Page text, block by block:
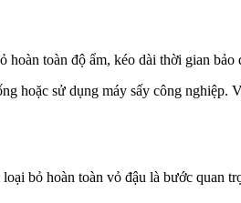
toàn độ ẩm, kéo dài thời gian bảo
hoặc sử dụng máy sấy công nghiệp.
bỏ hoàn toàn vỏ đậu là bước quan